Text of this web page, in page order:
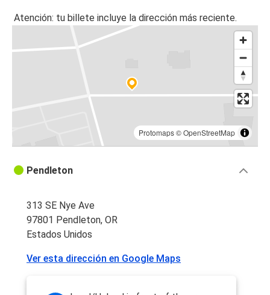
Atención: tu billete incluye la dirección más reciente.
Protomaps©OpenStreetMap
Pendleton
313 SE Nye Ave
97801 Pendleton, OR
Estados Unidos
Ver esta dirección en Google Maps